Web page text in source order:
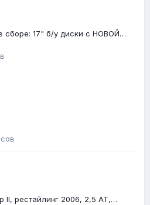
сборе: 17" б/у диски с НОВОЙ
II, рестайлинг 2006, 2,5 АТ,